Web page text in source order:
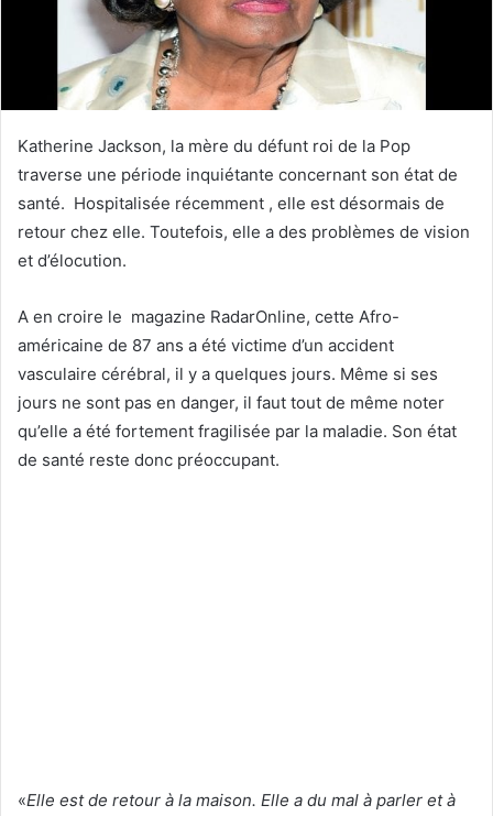
Katherine Jackson, la mère du défunt roi de la Pop
traverse une période inquiétante concernant son état de
santé. Hospitalisée récemment , elle est désormais de
retour chez elle. Toutefois, elle a des problèmes de vision
et d’élocution.
A en croire le magazine RadarOnline, cette Afro-
américaine de 87 ans a été victime d’un accident
vasculaire cérébral, il y a quelques jours. Même si ses
jours ne sont pas en danger, il faut tout de même noter
qu’elle a été fortement fragilisée par la maladie. Son état
de santé reste donc préoccupant.
«Elle est de retour à la maison. Elle a du mal à parler et à